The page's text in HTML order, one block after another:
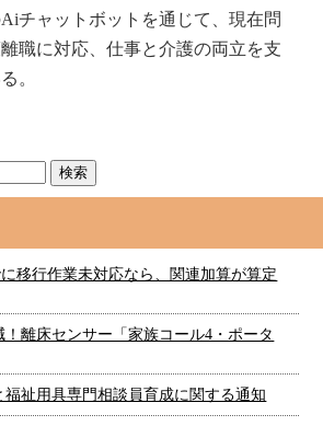
Aiチャットボットを通 じて
現在問
職に対応 仕事と介護の両立を支
。
に移行作業未対応なら、関連加算が算定
！離床センサー「家族コール4・ポータ
祉用具専門相談員育成に関する通知